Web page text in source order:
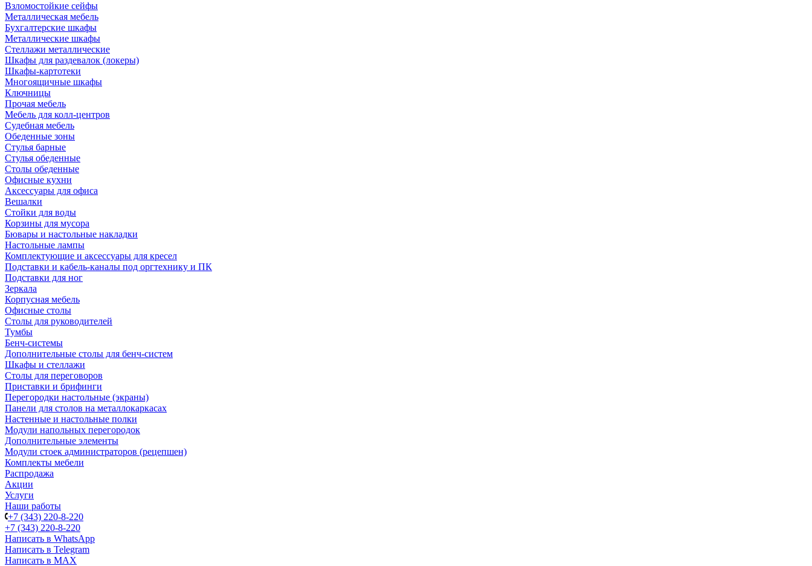
Взломостойкие сейфы
Металлическая мебель
Бухгалтерские шкафы
Металлические шкафы
Стеллажи металлические
Шкафы для раздевалок (локеры)
Шкафы-картотеки
Многоящичные шкафы
Ключницы
Прочая мебель
Мебель для колл-центров
Судебная мебель
Обеденные зоны
Стулья барные
Стулья обеденные
Столы обеденные
Офисные кухни
Аксессуары для офиса
Вешалки
Стойки для воды
Корзины для мусора
Бювары и настольные накладки
Настольные лампы
Комплектующие и аксессуары для кресел
Подставки и кабель-каналы под оргтехнику и ПК
Подставки для ног
Зеркала
Корпусная мебель
Офисные столы
Столы для руководителей
Тумбы
Бенч-системы
Дополнительные столы для бенч-систем
Шкафы и стеллажи
Столы для переговоров
Приставки и брифинги
Перегородки настольные (экраны)
Панели для столов на металлокаркасах
Настенные и настольные полки
Модули напольных перегородок
Дополнительные элементы
Модули стоек администраторов (рецепшен)
Комплекты мебели
Распродажа
Акции
Услуги
Наши работы
+7 (343) 220-8-220
+7 (343) 220-8-220
Написать в WhatsApp
Написать в Telegram
Написать в MAX